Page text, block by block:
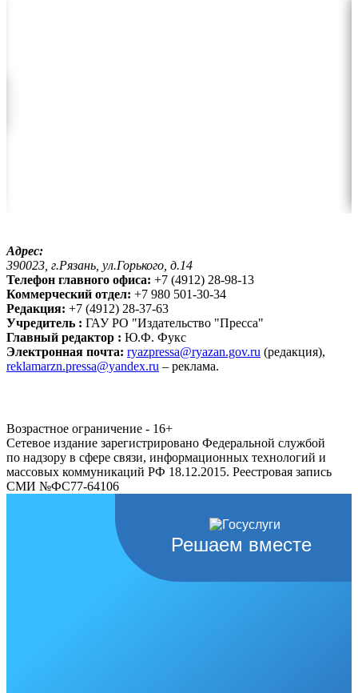
Адрес:
390023, г.Рязань, ул.Горького, д.14
Телефон главного офиса: +7 (4912) 28-98-13
Коммерческий отдел: +7 980 501-30-34
Редакция: +7 (4912) 28-37-63
Учредитель : ГАУ РО "Издательство "Пресса"
Главный редактор : Ю.Ф. Фукс
Электронная почта: ryazpressa@ryazan.gov.ru (редакция),
reklamarzn.pressa@yandex.ru – реклама.
Возрастное ограничение - 16+
Сетевое издание зарегистрировано Федеральной службой
по надзору в сфере связи, информационных технологий и
массовых коммуникаций РФ 18.12.2015. Реестровая запись
СМИ №ФС77-64106
Решаем вместе